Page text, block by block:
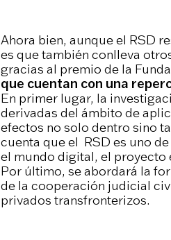
Ahora bien, aunque el RSD
es que también conlleva
gracias al premio de la
que cuentan con una
En primer lugar, la
derivadas del ámbito de
efectos no solo dentro sino
cuenta que el RSD es uno
el mundo digital, el
Por último, se abordará la
de la cooperación judicial
privados transfronterizos.